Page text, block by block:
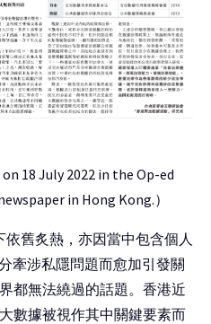
18 July 2022 in the Op-ed
in Hong Kong.）
舊炙熱，亦因當中包含個人
牽涉私隱問題而愈加引發關
都無法繞過的話題。香港近
數據被視作其中關鍵要素而